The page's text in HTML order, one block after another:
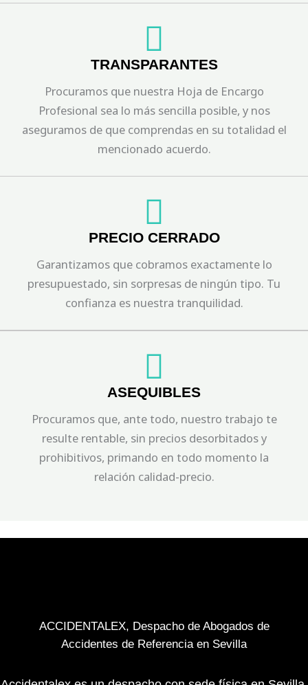
TRANSPARANTES
Procuramos que nuestra Hoja de Encargo
Profesional sea lo más sencilla posible, y nos
aseguramos de que comprendas en su totalidad el
mencionado acuerdo.
PRECIO CERRADO
Garantizamos que cobramos exactamente lo
presupuestado, sin sorpresas de ningún tipo. Tu
confianza es nuestra tranquilidad.
ASEQUIBLES
Procuramos que, ante todo, nuestro trabajo te
resulte rentable, sin precios desorbitados y
prohibitivos, primando en todo momento la
relación calidad-precio.
ACCIDENTALEX, Despacho de Abogados de
Accidentes de Referencia en Sevilla